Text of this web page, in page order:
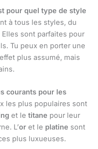
pour quel type de style
à tous les styles, du
sont parfaites pour
Tu peux en porter une
plus assumé, mais
courants pour les
les plus populaires sont
et le titane pour leur
L’or et le platine sont
plus luxueuses.